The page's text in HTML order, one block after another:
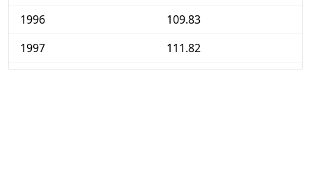
1996
109.83
1997
111.82